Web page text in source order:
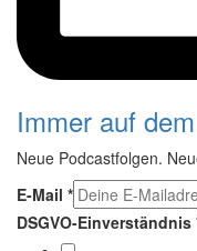
Immer auf
Neue Podcastfolgen.
DSGVO-
Einverständnis
E-
E-Mail *
DSGVO-Einverständnis